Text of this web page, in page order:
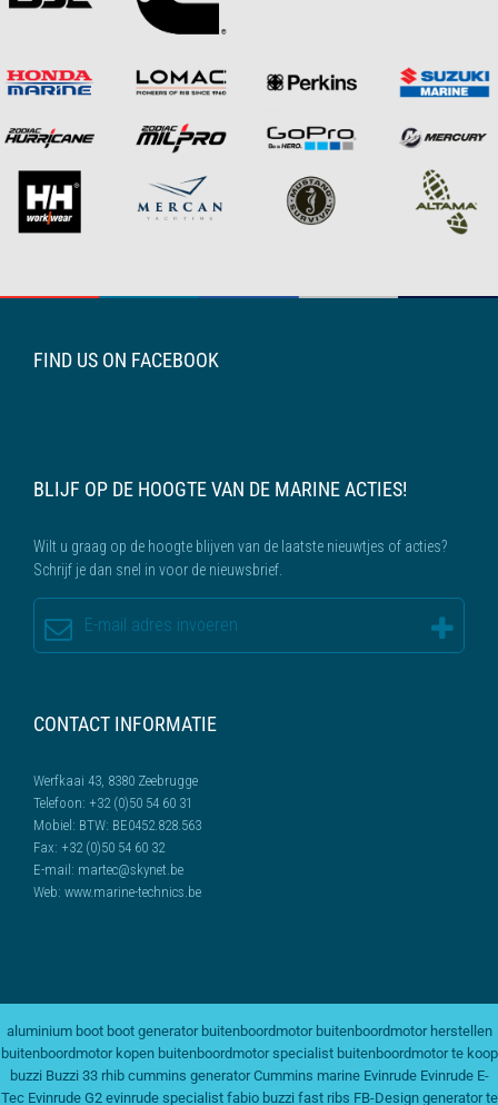
FIND US ON FACEBOOK
BLIJF OP DE HOOGTE VAN DE MARINE ACTIES!
Wilt u graag op de hoogte blijven van de laatste nieuwtjes of acties?
Schrijf je dan snel in voor de nieuwsbrief.
CONTACT INFORMATIE
Werfkaai 43, 8380 Zeebrugge
Telefoon: +32 (0)50 54 60 31
Mobiel: BTW: BE0452.828.563
Fax: +32 (0)50 54 60 32
E-mail: martec@skynet.be
Web: www.marine-technics.be
aluminium boot boot generator buitenboordmotor buitenboordmotor herstellen
buitenboordmotor kopen buitenboordmotor specialist buitenboordmotor te koop
buzzi Buzzi 33 rhib cummins generator Cummins marine Evinrude Evinrude E-
Tec Evinrude G2 evinrude specialist fabio buzzi fast ribs FB-Design generator te